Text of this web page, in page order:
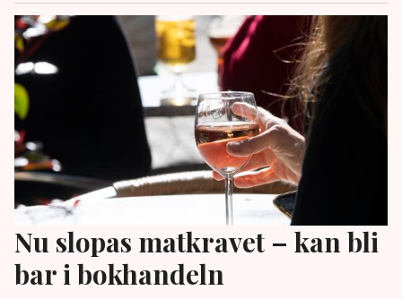
Nu slopas matkravet – kan bli
bar i bokhandeln